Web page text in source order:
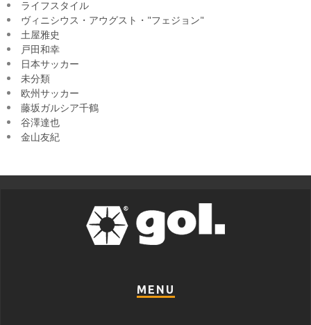
ライフスタイル
ヴィニシウス・アウグスト・"フェジョン"
土屋雅史
戸田和幸
日本サッカー
未分類
欧州サッカー
藤坂ガルシア千鶴
谷澤達也
金山友紀
MENU